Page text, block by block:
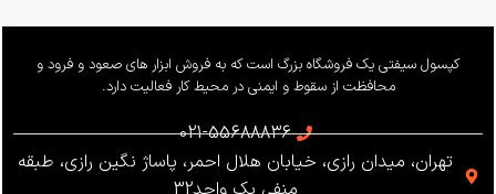
کپسول سیفتی یک فروشگاه بزرگ است که به فروش ابزار های صعود و فرود و
محافظت از سقوط و ایمنی در محیط کار فعالیت دارد.
021-55688836
تهران، میدان رازی، خیابان هلال احمر، پاساژ نگین رازی، طبقه